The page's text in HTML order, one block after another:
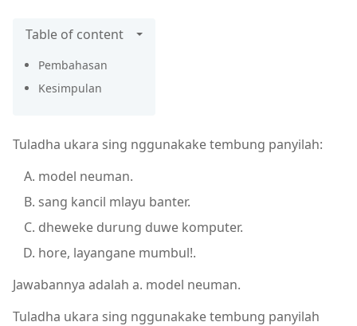
Table of content
Pembahasan
Kesimpulan
Tuladha ukara sing nggunakake tembung panyilah:
model neuman.
sang kancil mlayu banter.
dheweke durung duwe komputer.
hore, layangane mumbul!.
Jawabannya adalah a. model neuman.
Tuladha ukara sing nggunakake tembung panyilah